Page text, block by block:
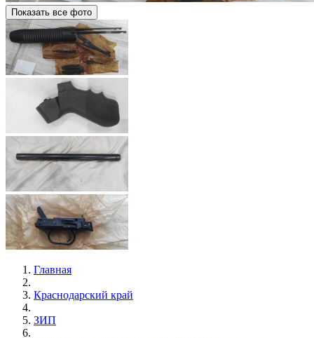
Показать все фото
Главная
Краснодарский край
ЗИП